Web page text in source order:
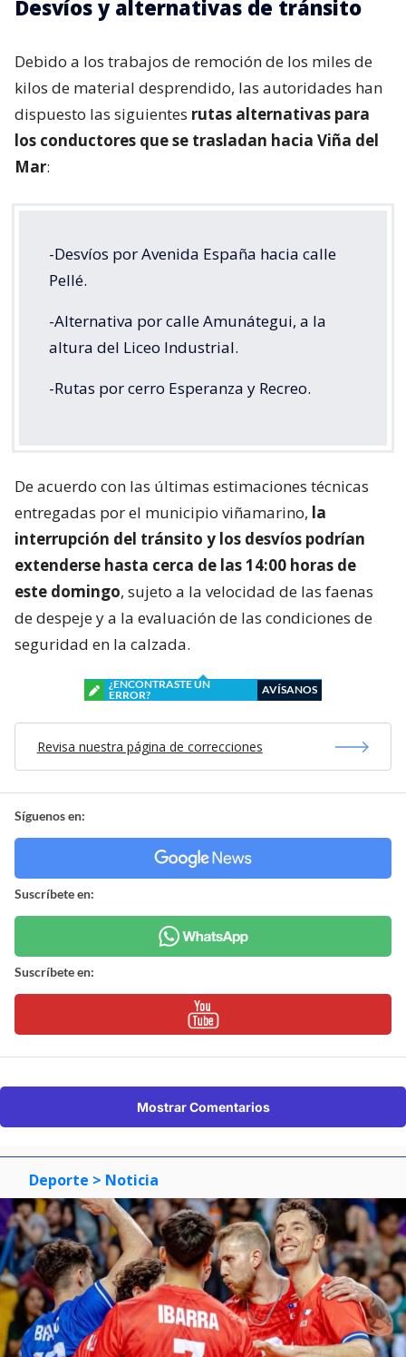
Desvíos y alternativas de tránsito
Debido a los trabajos de remoción de los miles de
kilos de material desprendido, las autoridades han
dispuesto las siguientes rutas alternativas para
los conductores que se trasladan hacia Viña del
Mar:
-Desvíos por Avenida España hacia calle
Pellé.
-Alternativa por calle Amunátegui, a la
altura del Liceo Industrial.
-Rutas por cerro Esperanza y Recreo.
De acuerdo con las últimas estimaciones técnicas
entregadas por el municipio viñamarino, la
interrupción del tránsito y los desvíos podrían
extenderse hasta cerca de las 14:00 horas de
este domingo, sujeto a la velocidad de las faenas
de despeje y a la evaluación de las condiciones de
seguridad en la calzada.
¿ENCONTRASTE UN
ERROR?
AVÍSANOS
Revisa nuestra página de correcciones
Síguenos en:
Suscríbete en:
Suscríbete en:
Mostrar Comentarios
Deporte > Noticia